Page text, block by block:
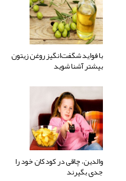
با فواید شگفت‌انگیز روغن زیتون
بیشتر آشنا شوید
والدین، چاقی در کودکان خود را
جدی بگیرند